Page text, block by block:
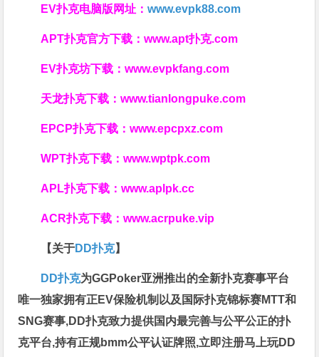
EV扑克电脑版网址：www.evpk88.com
APT扑克官方下载：www.apt扑克.com
EV扑克坊下载：www.evpkfang.com
天龙扑克下载：www.tianlongpuke.com
EPCP扑克下载：www.epcpxz.com
WPT扑克下载：www.wptpk.com
APL扑克下载：www.aplpk.cc
ACR扑克下载：www.acrpuke.vip
【关于DD扑克】
DD扑克为GGPoker亚洲推出的全新扑克赛事平台
唯一独家拥有正EV保险机制以及国际扑克锦标赛MTT和
SNG赛事,DD扑克致力提供国内最完善与公平公正的扑
克平台,持有正规bmm公平认证牌照,立即注册马上玩DD